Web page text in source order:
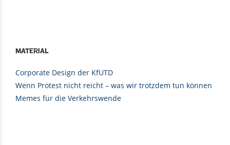
Material
Corporate Design der KfUTD
Wenn Protest nicht reicht – was wir trotzdem tun können
Memes für die Verkehrswende